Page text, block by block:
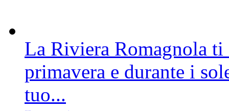
La Riviera Romagnola
primavera e durante i
tuo...